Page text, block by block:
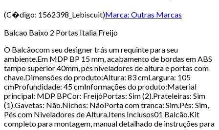
(C�digo: 1562398_Lebiscuit)Marca: Outras Marcas
Balcao Baixo 2 Portas Italia Freijo
O Balcãocom seu designer trás um requinte para seu
ambiente.Em MDP BP 15 mm, acabamento de bordas em ABS
tampo superior 40mm, pés niveladores de altura e portas com
chave.Dimensões do produto:Altura: 83 cmLargura: 105
cmProfundidade: 45 cmInformações do produto:Material
principal: MDP BPCor: FreijóPortas: Sim (2).Prateleiras: Sim
(1).Gavetas: Não.Nichos: NãoPorta com tranca: Sim.Pés: Sim,
Pés com Niveladores de Altura.Itens Inclusos01 Balcão.Kit
completo para montagem, manual detalhado de instruções para